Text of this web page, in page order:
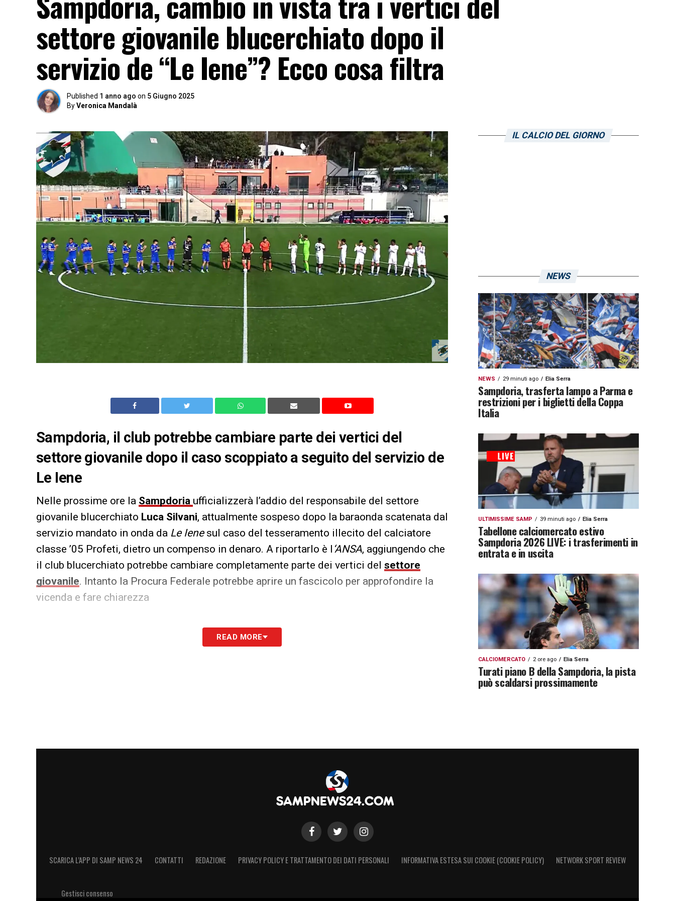
settore giovanile blucerchiato dopo il
servizio de “Le Iene”? Ecco cosa filtra
Published 1 anno ago on 5 Giugno 2025
ByVeronica Mandalà
Sampdoria, il club potrebbe cambiare parte dei vertici del
settore giovanile dopo il caso scoppiato a seguito del servizio de
Le Iene
Nelle prossime ore la Sampdoria ufficializzerà l’addio del responsabile del settore
giovanile blucerchiato Luca Silvani, attualmente sospeso dopo la baraonda scatenata dal
servizio mandato in onda da Le Ienesul caso del tesseramento illecito del calciatore
classe ’05 Profeti, dietro un compenso in denaro. A riportarlo è l ‘ANSA, aggiungendo che
il club blucerchiato potrebbe cambiare completamente parte dei vertici del settore
giovanile. Intanto la Procura Federale potrebbe aprire un fascicolo per approfondire la
vicenda e fare chiarezza
LA PLAYLIST DELLE NOSTRE TOP NEWS
READ MORE
IL CALCIO DEL GIORNO
NEWS
NEWS 29 minuti ago Elia Serra
Sampdoria, trasferta lampo a Parma e
restrizioni per i biglietti della Coppa
Italia
ULTIMISSIME SAMP 39 minuti ago Elia Serra
Tabellone calciomercato estivo
Sampdoria 2026 LIVE: i trasferimenti in
entrata e in uscita
CALCIOMERCATO 2 ore ago Elia Serra
Turati piano B della Sampdoria, la pista
può scaldarsi prossimamente
SCARICA L’APP DI SAMP NEWS 24 CONTATTI REDAZIONE PRIVACY POLICY E TRATTAMENTO DEI DATI PERSONALI INFORMATIVA ESTESA SUI COOKIE (COOKIE POLICY) NETWORK SPORT REVIEW
Gestisci consenso